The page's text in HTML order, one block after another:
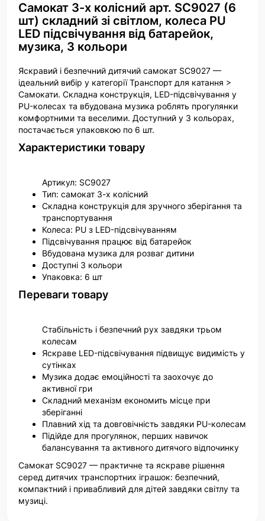
Самокат 3-х колісний арт. SC9027 (6
шт) складний зі світлом, колеса PU
LED підсвічування від батарейок,
музика, 3 кольори
Яскравий і безпечний дитячий самокат SC9027 —
ідеальний вибір у категорії Транспорт для катання >
Самокати. Складна конструкція, LED-підсвічування у
PU-колесах та вбудована музика роблять прогулянки
комфортними та веселими. Доступний у 3 кольорах,
постачається упаковкою по 6 шт.
Характеристики товару
Артикул: SC9027
Тип: самокат 3-х колісний
Складна конструкція для зручного зберігання та
транспортування
Колеса: PU з LED-підсвічуванням
Підсвічування працює від батарейок
Вбудована музика для розваг дитини
Доступні 3 кольори
Упаковка: 6 шт
Переваги товару
Стабільність і безпечний рух завдяки трьом
колесам
Яскраве LED-підсвічування підвищує видимість у
сутінках
Музика додає емоційності та заохочує до
активної гри
Складний механізм економить місце при
зберіганні
Плавний хід та довговічність завдяки PU-колесам
Підійде для прогулянок, перших навичок
балансування та активного дитячого відпочинку
Самокат SC9027 — практичне та яскраве рішення
серед дитячих транспортних іграшок: безпечний,
компактний і привабливий для дітей завдяки світлу та
музиці.